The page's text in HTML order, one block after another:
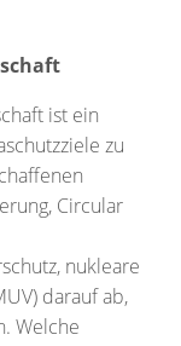
ist ein
zu
Circular
nukleare
darauf ab,
Welche